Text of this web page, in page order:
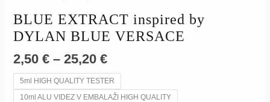
BLUE EXTRACT inspired by
DYLAN BLUE VERSACE
2,50€ – 25,20€
5ml HIGH QUALITY TESTER
10ml ALU VIDEZ V EMBALAŽI HIGH QUALITY